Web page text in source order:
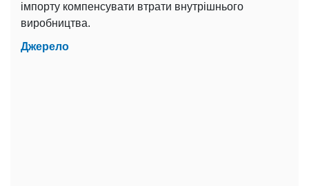
імпорту компенсувати втрати внутрішнього
виробництва.
Джерело